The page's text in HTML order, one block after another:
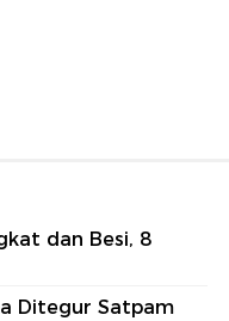
dan Besi, 8
Ditegur Satpam